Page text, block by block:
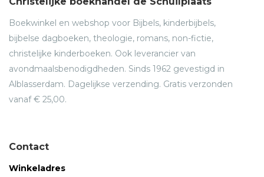
Boekwinkel en webshop voor Bijbels, kinderbijbels,
bijbelse dagboeken, theologie, romans, non-fictie,
christelijke kinderboeken. Ook leverancier van
avondmaalsbenodigdheden. Sinds 1962 gevestigd in
Alblasserdam. Dagelijkse verzending. Gratis verzonden
vanaf € 25,00.
Contact
Winkeladres